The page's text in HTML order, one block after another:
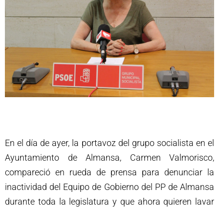
En el día de ayer, la portavoz del grupo socialista en el
Ayuntamiento de Almansa, Carmen Valmorisco,
compareció en rueda de prensa para denunciar la
inactividad del Equipo de Gobierno del PP de Almansa
durante toda la legislatura y que ahora quieren lavar